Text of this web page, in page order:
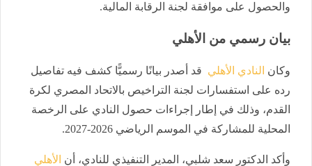
والحصول على موافقة لجنة الرقابة المالية.
بيان رسمي من الأهلي
وكان النادي الأهلي قد أصدر بيانًا رسميًّا كشف فيه تفاصيل
رده على استفسارات لجنة التراخيص بالاتحاد المصري لكرة
القدم، وذلك في إطار إجراءات حصول النادي على الرخصة
المحلية للمشاركة في الموسم الرياضي 2026-2027.
وأكد الدكتور سعد شلبي، المدير التنفيذي للنادي، أن الأهلي